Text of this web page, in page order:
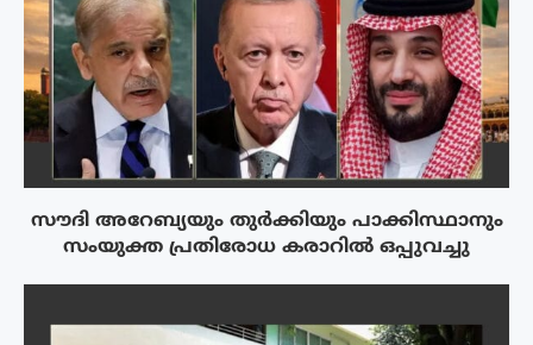
സൗദി അറേബ്യയും തുർക്കിയും പാക്കിസ്ഥാനും
സംയുക്ത പ്രതിരോധ കരാറിൽ ഒപ്പുവച്ചു